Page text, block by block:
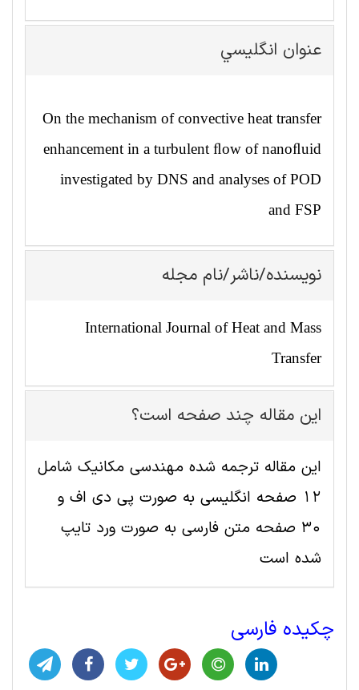
عنوان انگليسي
On the mechanism of convective heat transfer
enhancement in a turbulent ﬂow of nanoﬂuid
investigated by DNS and analyses of POD
and FSP
نویسنده/ناشر/نام مجله
International Journal of Heat and Mass
Transfer
این مقاله چند صفحه است؟
این مقاله ترجمه شده مهندسی مکانیک شامل
12 صفحه انگلیسی به صورت پی دی اف و
30 صفحه متن فارسی به صورت ورد تایپ
شده است
چکیده فارسی